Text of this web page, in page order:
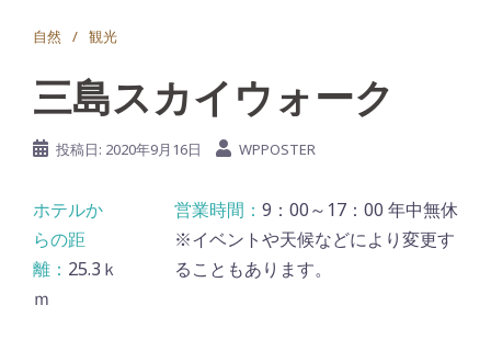
自然 観光
三島スカイウォーク
投稿日: 2020年9月16日 WPPOSTER
25.3ｋ
ｍ
9：00～17：00 年中無休
※イベントや天候などにより変更す
ることもあります。